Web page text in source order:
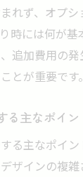
れず、オプ
時には何が
追加費用の
とが重要です。
る主なポイン
る主なポイン
ザインの複